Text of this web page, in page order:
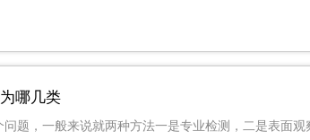
哪几类
题，一般来说就两种方法一是专业检测，二是表面